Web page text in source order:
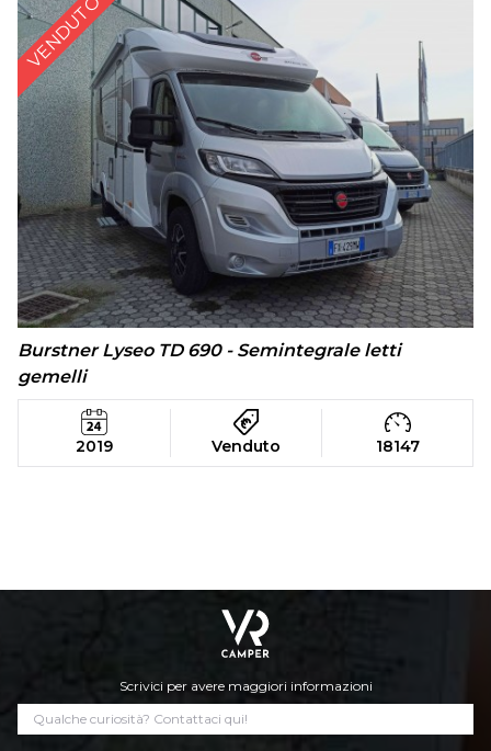
VENDUTO
Burstner Lyseo TD 690 - Semintegrale letti
gemelli
2019 Venduto 18147
Scrivici per avere maggiori informazioni